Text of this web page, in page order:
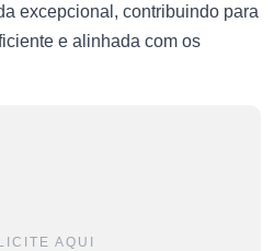
excepcional, contribuindo para
e alinhada com os
AQUI